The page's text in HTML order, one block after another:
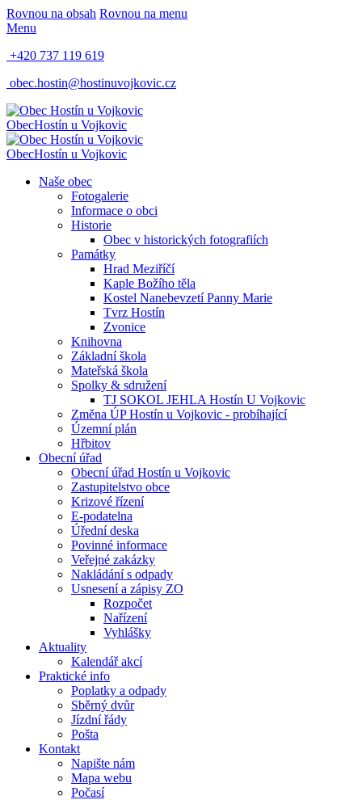
Rovnou na obsah Rovnou na menu
Menu
+420 737 119 619
obec.hostin@hostinuvojkovic.cz
ObecHostín u Vojkovic
ObecHostín u Vojkovic
Naše obec
Fotogalerie
Informace o obci
Historie
Obec v historických fotografiích
Památky
Hrad Meziříčí
Kaple Božího těla
Kostel Nanebevzetí Panny Marie
Tvrz Hostín
Zvonice
Knihovna
Základní škola
Mateřská škola
Spolky & sdružení
TJ SOKOL JEHLA Hostín U Vojkovic
Změna ÚP Hostín u Vojkovic - probíhající
Územní plán
Hřbitov
Obecní úřad
Obecní úřad Hostín u Vojkovic
Zastupitelstvo obce
Krizové řízení
E-podatelna
Úřední deska
Povinné informace
Veřejné zakázky
Nakládání s odpady
Usnesení a zápisy ZO
Rozpočet
Nařízení
Vyhlášky
Aktuality
Kalendář akcí
Praktické info
Poplatky a odpady
Sběrný dvůr
Jízdní řády
Pošta
Kontakt
Napište nám
Mapa webu
Počasí